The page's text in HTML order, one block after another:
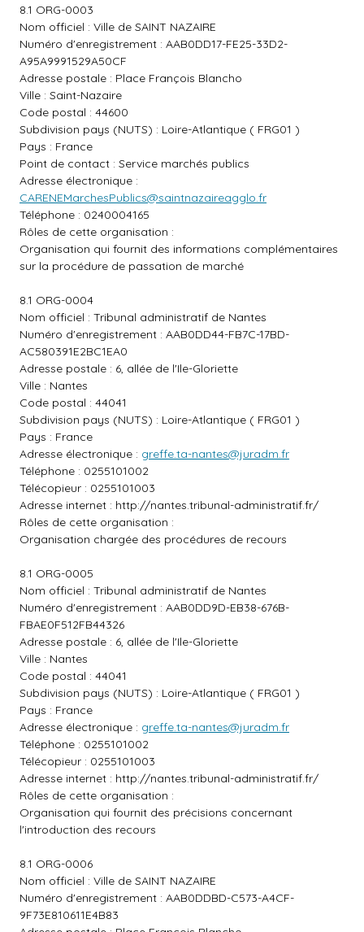
8.1 ORG-0003
Nom officiel : Ville de SAINT NAZAIRE
Numéro d'enregistrement : AAB0DD17-FE25-33D2-
A95A9991529A50CF
Adresse postale : Place François Blancho
Ville : Saint-Nazaire
Code postal : 44600
Subdivision pays (NUTS) : Loire-Atlantique ( FRG01 )
Pays : France
Point de contact : Service marchés publics
Adresse électronique :
CARENEMarchesPublics@saintnazaireagglo.fr
Téléphone : 0240004165
Rôles de cette organisation :
Organisation qui fournit des informations complémentaires
sur la procédure de passation de marché
8.1 ORG-0004
Nom officiel : Tribunal administratif de Nantes
Numéro d'enregistrement : AAB0DD44-FB7C-17BD-
AC580391E2BC1EA0
Adresse postale : 6, allée de l'Ile-Gloriette
Ville : Nantes
Code postal : 44041
Subdivision pays (NUTS) : Loire-Atlantique ( FRG01 )
Pays : France
Adresse électronique : greffe.ta-nantes@juradm.fr
Téléphone : 0255101002
Télécopieur : 0255101003
Adresse internet : http://nantes.tribunal-administratif.fr/
Rôles de cette organisation :
Organisation chargée des procédures de recours
8.1 ORG-0005
Nom officiel : Tribunal administratif de Nantes
Numéro d'enregistrement : AAB0DD9D-EB38-676B-
FBAE0F512FB44326
Adresse postale : 6, allée de l'Ile-Gloriette
Ville : Nantes
Code postal : 44041
Subdivision pays (NUTS) : Loire-Atlantique ( FRG01 )
Pays : France
Adresse électronique : greffe.ta-nantes@juradm.fr
Téléphone : 0255101002
Télécopieur : 0255101003
Adresse internet : http://nantes.tribunal-administratif.fr/
Rôles de cette organisation :
Organisation qui fournit des précisions concernant
l'introduction des recours
8.1 ORG-0006
Nom officiel : Ville de SAINT NAZAIRE
Numéro d'enregistrement : AAB0DDBD-C573-A4CF-
9F73E810611E4B83